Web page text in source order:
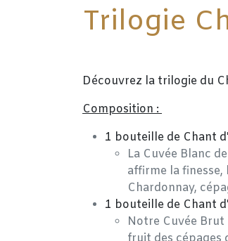
Trilogie
Découvrez la trilogie du
Composition :
1 bouteille de Chant
La Cuvée Blanc
affirme la finesse,
Chardonnay,
1 bouteille de Chant
Notre Cuvée Brut